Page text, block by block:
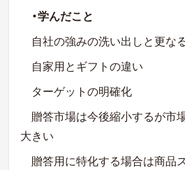
・学んだこと
自社の強みの洗い出しと更な
自家用とギフトの違い
ターゲットの明確化
贈答市場は今後縮小するが市
大きい
贈答用に特化する場合は商品